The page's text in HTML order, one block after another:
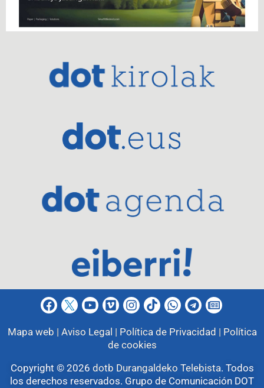
Mapa web | Aviso Legal | Política de Privacidad | Política
de cookies
Copyright © 2026 dotb Durangaldeko Telebista. Todos
los derechos reservados. Grupo de Comunicación DOT